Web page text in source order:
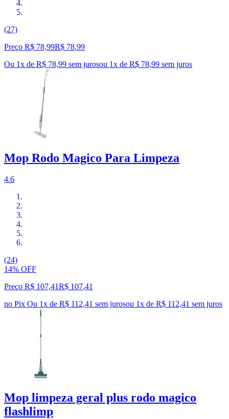
(27)
Preço R$ 78,99R$ 78,99
Ou 1x de R$ 78,99 sem jurosou 1x de R$ 78,99 sem juros
Mop Rodo Magico Para Limpeza
4.6
(24)
14% OFF
Preço R$ 107,41R$ 107,41
no Pix Ou 1x de R$ 112,41 sem jurosou 1x de R$ 112,41 sem juros
Mop limpeza geral plus rodo magico
flashlimp